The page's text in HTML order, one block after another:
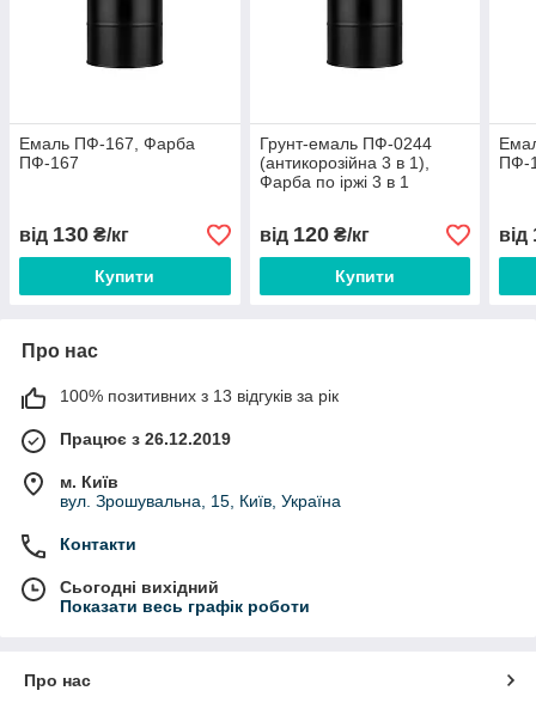
Емаль ПФ-167, Фарба
ПФ-167
від 130 ₴/кг
Купити
Грунт-емаль ПФ-0244
(антикорозійна 3 в 1),
Фарба по іржі 3 в 1
від 120₴/кг
Купити
ПФ-
від
Про нас
100% позитивних з 13 відгуків за рік
Працює з 26.12.2019
м. Київ
вул. Зрошувальна, 15, Київ, Україна
Контакти
Сьогодні вихідний
Показати весь графік роботи
Про нас